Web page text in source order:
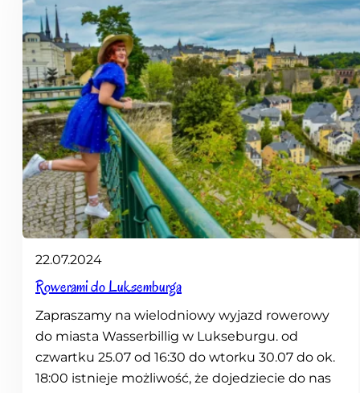
22.07.2024
Rowerami do Luksemburga
Zapraszamy na wielodniowy wyjazd rowerowy
do miasta Wasserbillig w Lukseburgu. od
czwartku 25.07 od 16:30 do wtorku 30.07 do ok.
18:00 istnieje możliwość, że dojedziecie do nas